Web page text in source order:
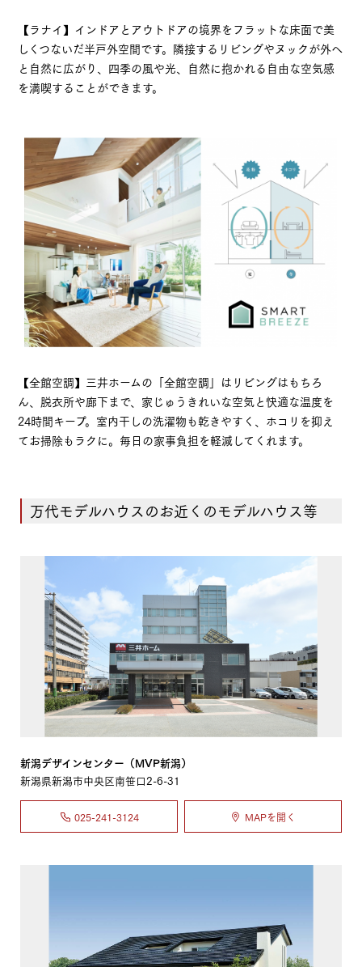
【ラナイ】インドアとアウトドアの境界をフラットな床面で美
しくつないだ半戸外空間です。隣接するリビングやヌックが外へ
と自然に広がり、四季の風や光、自然に抱かれる自由な空気感
を満喫することができます。
【全館空調】三井ホームの「全館空調」はリビングはもちろ
ん、脱衣所や廊下まで、家じゅうきれいな空気と快適な温度を
24時間キープ。室内干しの洗濯物も乾きやすく、ホコリを抑え
てお掃除もラクに。毎日の家事負担を軽減してくれます。
万代モデルハウスのお近くのモデルハウス等
新潟デザインセンター（MVP新潟）
新潟県新潟市中央区南笹口2-6-31
025-241-3124 MAPを開く